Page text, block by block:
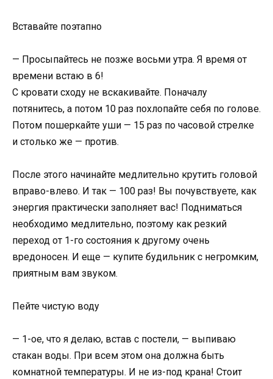
Вставайте поэтапно
— Просыпайтесь не позже восьми утра. Я время от
времени встаю в 6!
С кровати сходу не вскакивайте. Поначалу
потянитесь, а потом 10 раз похлопайте себя по голове.
Потом пошеркайте уши — 15 раз по часовой стрелке
и столько же — против.
После этого начинайте медлительно крутить головой
вправо-влево. И так — 100 раз! Вы почувствуете, как
энергия практически заполняет вас! Подниматься
необходимо медлительно, поэтому как резкий
переход от 1-го состояния к другому очень
вредоносен. И еще — купите будильник с негромким,
приятным вам звуком.
Пейте чистую воду
— 1-ое, что я делаю, встав с постели, — выпиваю
стакан воды. При всем этом она должна быть
комнатной температуры. И не из-под крана! Стоит